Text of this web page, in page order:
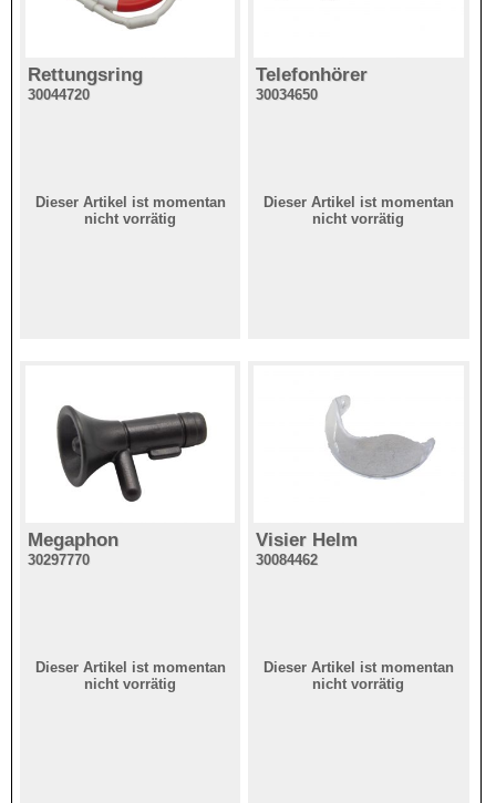
Rettungsring
30044720
Dieser Artikel ist momentan
nicht vorrätig
Telefonhörer
30034650
Dieser Artikel ist momentan
nicht vorrätig
Megaphon
30297770
Dieser Artikel ist momentan
nicht vorrätig
Visier Helm
30084462
Dieser Artikel ist momentan
nicht vorrätig